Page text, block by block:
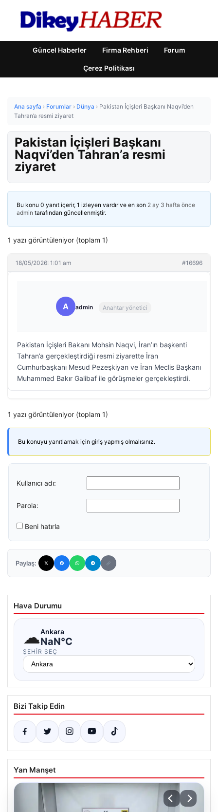
Güncel Haberler Firma Rehberi Forum
Çerez Politikası
Ana sayfa › Forumlar › Dünya › Pakistan İçişleri Başkanı Naqvi’den
Tahran’a resmi ziyaret
Pakistan İçişleri Başkanı
Naqvi’den Tahran’a resmi
ziyaret
Bu konu 0 yanıt içerir, 1 izleyen vardır ve en son 2 ay 3 hafta önce
admin tarafından güncellenmiştir.
1 yazı görüntüleniyor (toplam 1)
18/05/2026: 1:01 am #16696
A admin Anahtar yönetici
Pakistan İçişleri Bakanı Mohsin Naqvi, İran’ın başkenti
Tahran’a gerçekleştirdiği resmi ziyarette İran
Cumhurbaşkanı Mesud Pezeşkiyan ve İran Meclis Başkanı
Muhammed Bakır Galibaf ile görüşmeler gerçekleştirdi.
1 yazı görüntüleniyor (toplam 1)
Bu konuyu yanıtlamak için giriş yapmış olmalısınız.
Kullanıcı adı:
Parola:
Beni hatırla
Paylaş:
Hava Durumu
☁Ankara
NaN°C
ŞEHIR SEÇ
Bizi Takip Edin
Yan Manşet